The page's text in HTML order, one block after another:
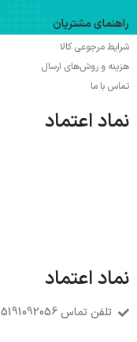
راهنمای مشتریان
شرایط مرجوعی کالا
هزینه و روش‌های ارسال
تماس با ما
نماد اعتماد
نماد اعتماد
تلفن تماس 05191092056